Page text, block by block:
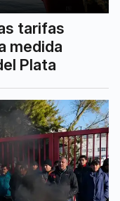
tarifas
medida
Plata